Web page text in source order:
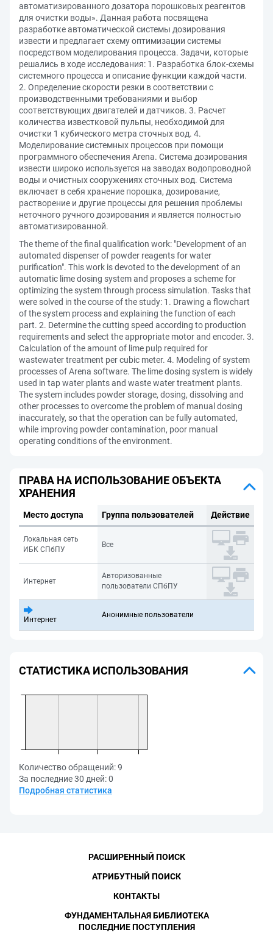
автоматизированного дозатора порошковых реагентов
для очистки воды». Данная работа посвящена
разработке автоматической системы дозирования
извести и предлагает схему оптимизации системы
посредством моделирования процесса. Задачи, которые
решались в ходе исследования: 1. Разработка блок-схемы
системного процесса и описание функции каждой части.
2. Определение скорости резки в соответствии с
производственными требованиями и выбор
соответствующих двигателей и датчиков. 3. Расчет
количества известковой пульпы, необходимой для
очистки 1 кубического метра сточных вод. 4.
Моделирование системных процессов при помощи
программного обеспечения Arena. Система дозирования
извести широко используется на заводах водопроводной
воды и очистных сооружениях сточных вод. Система
включает в себя хранение порошка, дозирование,
растворение и другие процессы для решения проблемы
неточного ручного дозирования и является полностью
автоматизированной.
The theme of the final qualification work: "Development of an
automated dispenser of powder reagents for water
purification". This work is devoted to the development of an
automatic lime dosing system and proposes a scheme for
optimizing the system through process simulation. Tasks that
were solved in the course of the study: 1. Drawing a flowchart
of the system process and explaining the function of each
part. 2. Determine the cutting speed according to production
requirements and select the appropriate motor and encoder. 3.
Calculation of the amount of lime pulp required for
wastewater treatment per cubic meter. 4. Modeling of system
processes of Arena software. The lime dosing system is widely
used in tap water plants and waste water treatment plants.
The system includes powder storage, dosing, dissolving and
other processes to overcome the problem of manual dosing
inaccurately, so that the operation can be fully automated,
while improving powder contamination, poor manual
operating conditions of the environment.
ПРАВА НА ИСПОЛЬЗОВАНИЕ ОБЪЕКТА
ХРАНЕНИЯ
Место доступа Группа пользователей Действие
Локальная сеть
ИБК СПбПУ
Все
Интернет
Авторизованные
пользователи СПбПУ
Интернет
Анонимные пользователи
СТАТИСТИКА ИСПОЛЬЗОВАНИЯ
Количество обращений:9
За последние 30 дней:0
Подробная статистика
РАСШИРЕННЫЙ ПОИСК
АТРИБУТНЫЙ ПОИСК
КОНТАКТЫ
ФУНДАМЕНТАЛЬНАЯ БИБЛИОТЕКА
ПОСЛЕДНИЕ ПОСТУПЛЕНИЯ